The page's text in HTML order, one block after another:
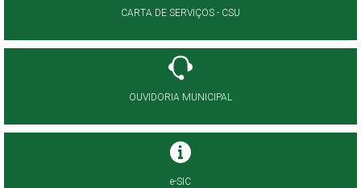
CARTA DE SERVIÇOS - CSU
OUVIDORIA MUNICIPAL
e-SIC